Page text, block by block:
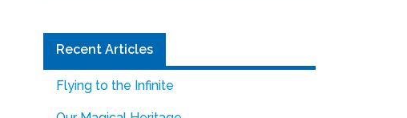
Recent Articles
Flying to the Infinite